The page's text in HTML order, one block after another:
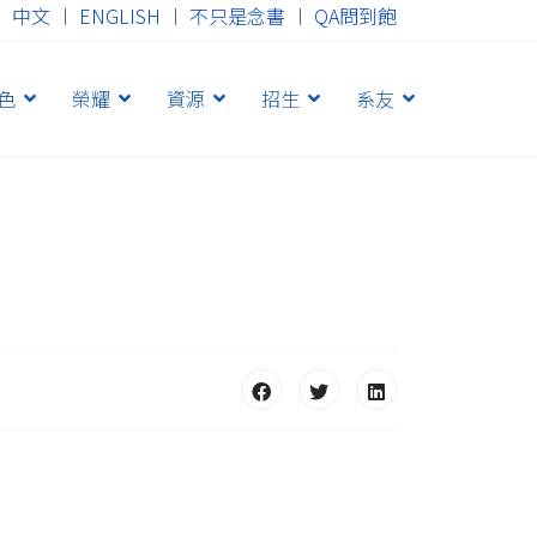
中文 ︱ ENGLISH ︱ 不只是念書 ︱ QA問到飽
榮耀 資源 招生 系友